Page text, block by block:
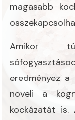
magasabb
Amikor
eredményez a
növeli a
kockázatát is.